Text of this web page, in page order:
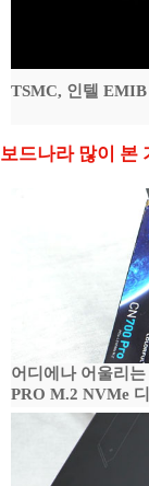
TSMC, 인텔
보드나라 많이 본
어디에나 어울리
PRO M.2 NVMe